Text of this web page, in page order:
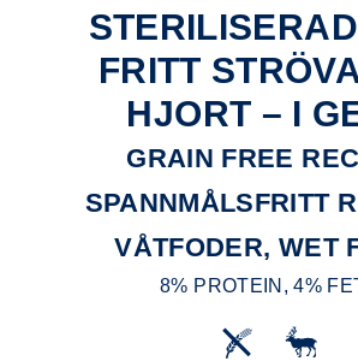
FRITT
HJORT – I
GRAIN FREE
SPANNMÅLSFRITT
VÅTFODER, WET
8% PROTEIN, 4%